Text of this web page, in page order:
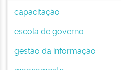
capacitação
escola de governo
gestão da informação